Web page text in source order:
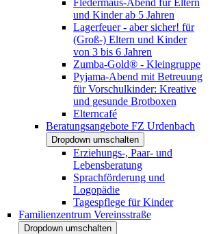
und Kinder ab 5 Jahren
Lagerfeuer - aber sicher! für
(Groß-) Eltern und Kinder
von 3 bis 6 Jahren
Zumba-Gold® - Kleingruppe
Pyjama-Abend mit Betreuung
für Vorschulkinder: Kreative
und gesunde Brotboxen
Elterncafé
Beratungsangebote FZ Urdenbach
Dropdown umschalten
Erziehungs-, Paar- und
Lebensberatung
Sprachförderung und
Logopädie
Tagespflege für Kinder
Familienzentrum Vereinsstraße
Dropdown umschalten